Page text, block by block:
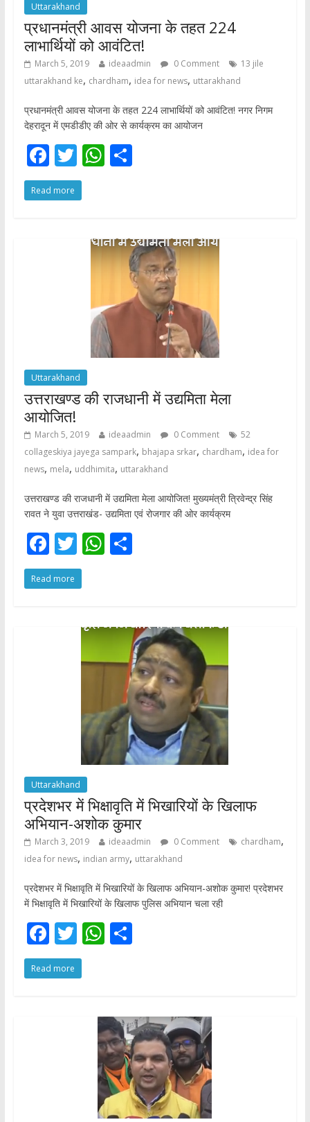
Uttarakhand
प्रधानमंत्री आवस योजना के तहत 224
लाभार्थियों को आवंटित!
March 5, 2019 ideaadmin 0 Comment
13 jile
uttarakhand ke, chardham, idea for news, uttarakhand
प्रधानमंत्री आवस योजना के तहत 224 लाभार्थियों को आवंटित! नगर निगम
देहरादून में एमडीडीए की ओर से कार्यक्रम का आयोजन
F
ac
e
T
w
itt
W
A
p
S
Read more
Uttarakhand
उत्तराखण्ड की राजधानी में उद्यमिता मेला
आयोजित!
March 5, 2019 ideaadmin 0 Comment
52
collageskiya jayega sampark, bhajapa srkar, chardham, idea for
news, mela, uddhimita, uttarakhand
उत्तराखण्ड की राजधानी में उद्यमिता मेला आयोजित! मुख्यमंत्री त्रिवेन्द्र सिंह
रावत ने युवा उत्तराखंड- उद्यमिता एवं रोजगार की ओर कार्यक्रम
F
ac
e
T
w
itt
W
A
p
p
S
Read more
Uttarakhand
प्रदेशभर में भिक्षावृति में भिखारियों के खिलाफ
अभियान-अशोक कुमार
March 3, 2019 ideaadmin 0 Comment chardham,
idea for news, indian army, uttarakhand
प्रदेशभर में भिक्षावृति में भिखारियों के खिलाफ अभियान-अशोक कुमार! प्रदेशभर
में भिक्षावृति में भिखारियों के खिलाफ पुलिस अभियान चला रही
F
ac
e
T
w
itt
W
A
p
p
S
Read more